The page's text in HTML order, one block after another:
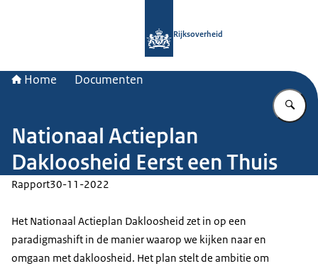
Rijksoverheid
Home Documenten
Nationaal Actieplan
Dakloosheid Eerst een Thuis
Rapport30-11-2022
Het Nationaal Actieplan Dakloosheid zet in op een
paradigmashift in de manier waarop we kijken naar en
omgaan met dakloosheid. Het plan stelt de ambitie om